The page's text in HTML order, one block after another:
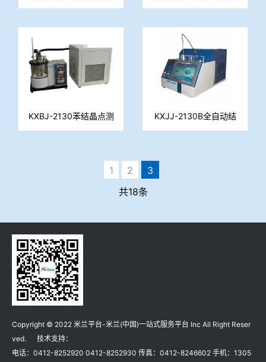
脱水仪（水分测定仪）
结晶点测定仪
KXBJ-2130苯结晶点测
定仪
KXJJ-2130B全自动结
晶点测定仪
1 2
3
共18条
Copyright © 2022 米兰平台-米兰(中国)一站式服务平台 Inc All Right Reser
ved. 技术支持：
电话：0412-8252920 0412-8252930 传真：0412-8246602 手机：1305